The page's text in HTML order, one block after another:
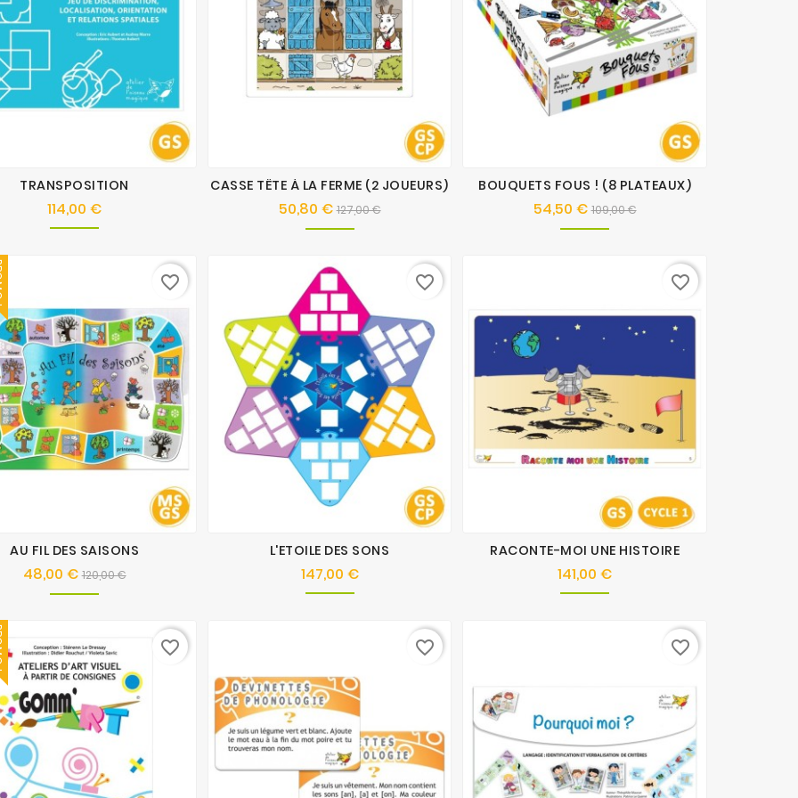
TRANSPOSITION
114,00 €Prix
CASSE TÊTE À LA FERME (2 JOUEURS)
50,80 €Prix
de
127,00 €Prix
BOUQUETS FOUS ! (8 PLATEAUX)
54,50 €Prix
de
109,00 €Prix
!
AU FIL DES SAISONS
48,00 €Prix
de
120,00 €Prix
favorite_border
L'ETOILE DES SONS
147,00 €Prix
favorite_border
RACONTE-MOI UNE HISTOIRE
141,00 €Prix
favorite_border
! favorite_border favorite_border favorite_border